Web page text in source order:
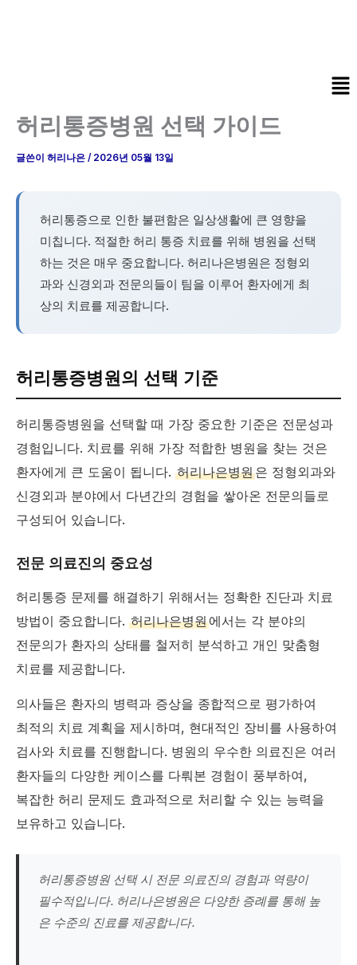
허리통증병원 선택 가이드
글쓴이 허리나은 / 2026년 05월 13일
허리통증으로 인한 불편함은 일상생활에 큰 영향을
미칩니다. 적절한 허리 통증 치료를 위해 병원을 선택
하는 것은 매우 중요합니다. 허리나은병원은 정형외
과와 신경외과 전문의들이 팀을 이루어 환자에게 최
상의 치료를 제공합니다.
허리통증병원의 선택 기준
허리통증병원을 선택할 때 가장 중요한 기준은 전문성과
경험입니다. 치료를 위해 가장 적합한 병원을 찾는 것은
환자에게 큰 도움이 됩니다. 허리나은병원은 정형외과와
신경외과 분야에서 다년간의 경험을 쌓아온 전문의들로
구성되어 있습니다.
전문 의료진의 중요성
허리통증 문제를 해결하기 위해서는 정확한 진단과 치료
방법이 중요합니다. 허리나은병원에서는 각 분야의
전문의가 환자의 상태를 철저히 분석하고 개인 맞춤형
치료를 제공합니다.
의사들은 환자의 병력과 증상을 종합적으로 평가하여
최적의 치료 계획을 제시하며, 현대적인 장비를 사용하여
검사와 치료를 진행합니다. 병원의 우수한 의료진은 여러
환자들의 다양한 케이스를 다뤄본 경험이 풍부하여,
복잡한 허리 문제도 효과적으로 처리할 수 있는 능력을
보유하고 있습니다.
허리통증병원 선택 시 전문 의료진의 경험과 역량이
필수적입니다. 허리나은병원은 다양한 증례를 통해 높
은 수준의 진료를 제공합니다.